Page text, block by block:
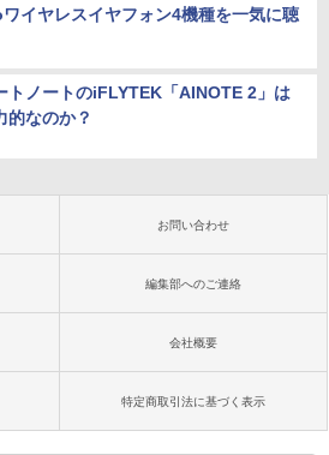
イヤレスイヤフォン4機種を一気に聴
トノートのiFLYTEK「AINOTE 2」は
的なのか？
お問い合わせ
編集部へのご連絡
会社概要
特定商取引法に基づく表示